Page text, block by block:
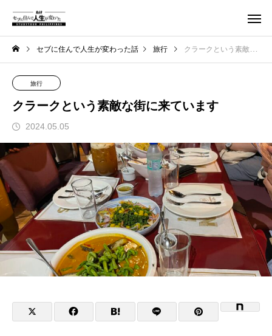
セブに住んで人生が変わった話 旅行 クラークという素敵な街に来ています
旅行
クラークという素敵な街に来ています
2024.05.05